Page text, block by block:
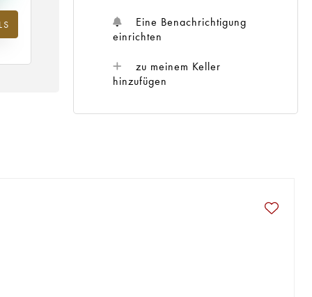
Eine Benachrichtigung
einrichten
zu meinem Keller
hinzufügen